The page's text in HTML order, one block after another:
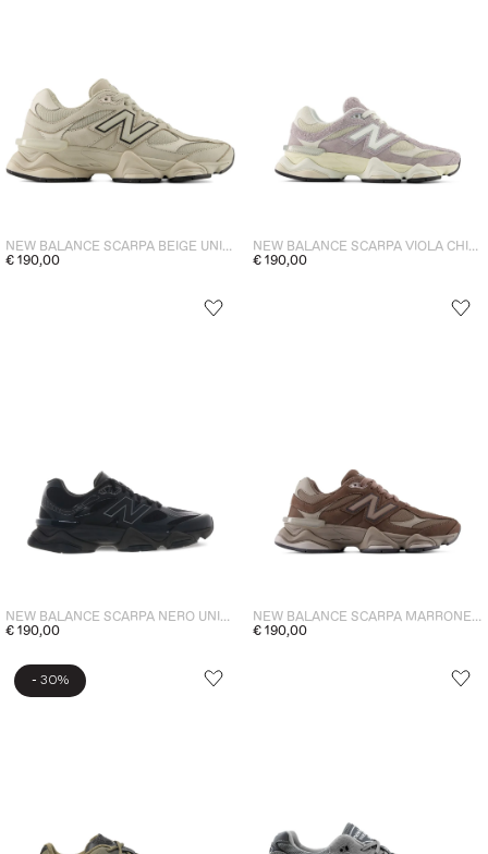
NEW BALANCE SCARPA BEIGE UNISEX 9060
€ 190,00
NEW BALANCE SCARPA VIOLA CHIARO UNISEX 9060
€ 190,00
NEW BALANCE SCARPA NERO UNISEX 9060Z
€ 190,00
NEW BALANCE SCARPA MARRONE UNISEX 9060
€ 190,00
- 30%